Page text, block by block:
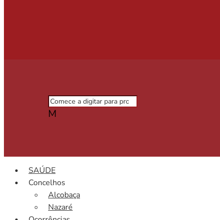
M
SAÚDE
Concelhos
Alcobaça
Nazaré